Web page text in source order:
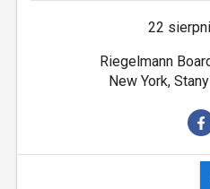
22
Riegelmann
New York,